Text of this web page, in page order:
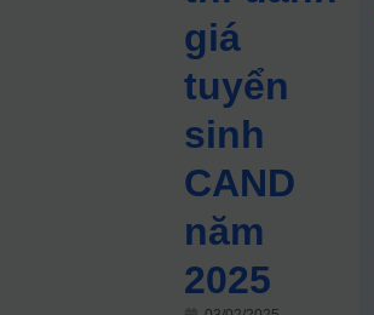
giá
tuyển
sinh
CAND
năm
2025